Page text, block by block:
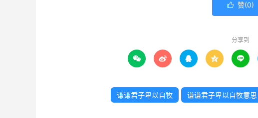
 赞(0)
分享到
    
谦谦君子卑以自牧 谦谦君子卑以自牧意思